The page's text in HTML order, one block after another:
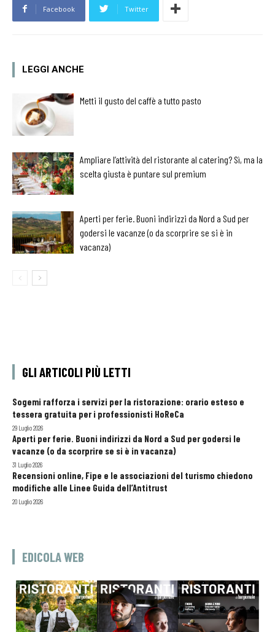
Facebook Twitter
LEGGI ANCHE
Metti il gusto del caffè a tutto pasto
Ampliare l’attività del ristorante al catering? Sì, ma la
scelta giusta è puntare sul premium
Aperti per ferie. Buoni indirizzi da Nord a Sud per
godersi le vacanze (o da scorprire se si è in
vacanza)
GLI ARTICOLI PIÙ LETTI
Sogemi rafforza i servizi per la ristorazione: orario esteso e
tessera gratuita per i professionisti HoReCa
29 Luglio 2026
Aperti per ferie. Buoni indirizzi da Nord a Sud per godersi le
vacanze (o da scorprire se si è in vacanza)
31 Luglio 2026
Recensioni online, Fipe e le associazioni del turismo chiedono
modifiche alle Linee Guida dell’Antitrust
20 Luglio 2026
EDICOLA WEB